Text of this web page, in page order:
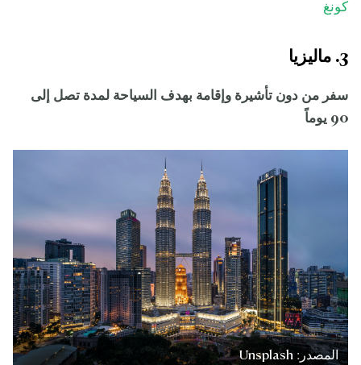
كونغ
3. ماليزيا
سفر من دون تأشيرة وإقامة بهدف السياحة لمدة تصل إلى
90 يوماً
المصدر: Unsplash